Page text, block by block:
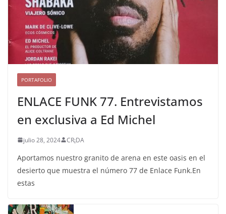
PORTAFOLIO
ENLACE FUNK 77. Entrevistamos
en exclusiva a Ed Michel
julio 28, 2024 CR¡DA
Aportamos nuestro granito de arena en este oasis en el
desierto que muestra el número 77 de Enlace Funk.En
estas